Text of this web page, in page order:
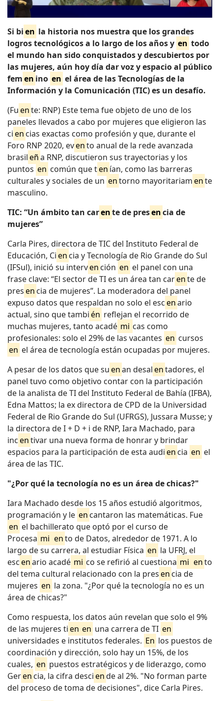
Si bien la historia nos muestra que los grandes
logros tecnológicos a lo largo de los años y en todo
el mundo han sido conquistados y descubiertos por
las mujeres, aún hoy día dar voz y espacio al público
femen ino en el área de las Tecnologías de la
Información y la Comunicación (TIC) es un desafío.
(Fuente: RNP) Este tema fue objeto de uno de los
paneles llevados a cabo por mujeres que eligieron las
cien cias exactas como profesión y que, durante el
Foro RNP 2020, evento anual de la rede avanzada
brasileña RNP, discutieron sus trayectorias y los
puntos en común que ten ían, como las barreras
culturales y sociales de un entorno mayoritariamente
masculino.
TIC: “Un ámbito tan carente de presencia de
mujeres”
Carla Pires, directora de TIC del Instituto Federal de
Educación, Cien cia y Tecnología de Rio Grande do Sul
(IFSul), inició su interven ción en el panel con una
frase clave: “El sector de TI es un área tan carente de
presen cia de mujeres”. La moderadora del panel
expuso datos que respaldan no solo el escenario
actual, sino que también reflejan el recorrido de
muchas mujeres, tanto acadé mi cas como
profesionales: solo el 29% de las vacantes en cursos
en el área de tecnología están ocupadas por mujeres.
A pesar de los datos que suenan desalentadores, el
panel tuvo como objetivo contar con la participación
de la analista de TI del Instituto Federal de Bahía (IFBA),
Edna Mattos; la ex directora de CPD de la Universidad
Federal de Rio Grande do Sul (UFRGS), Jussara Musse; y
la directora de I + D + i de RNP, Iara Machado, para
incentivar una nueva forma de honrar y brindar
espacios para la participación de esta audien cia en el
área de las TIC.
"¿Por qué la tecnología no es un área de chicas?"
Iara Machado desde los 15 años estudió algoritmos,
programación y le en cantaron las matemáticas. Fue
en el bachillerato que optó por el curso de
Procesa mi ento de Datos, alrededor de 1971. A lo
largo de su carrera, al estudiar Física en la UFRJ, el
escenario acadé mi co se refirió al cuestiona mi ento
del tema cultural relacionado con la presen cia de
mujeres en la zona. "¿Por qué la tecnología no es un
área de chicas?"
Como respuesta, los datos aún revelan que solo el 9%
de las mujeres tien en una carrera de TI en
universidades e institutos federales. En los puestos de
coordinación y dirección, solo hay un 15%, de los
cuales, en puestos estratégicos y de liderazgo, como
Geren cia, la cifra desciende al 2%. "No forman parte
del proceso de toma de decisiones", dice Carla Pires.